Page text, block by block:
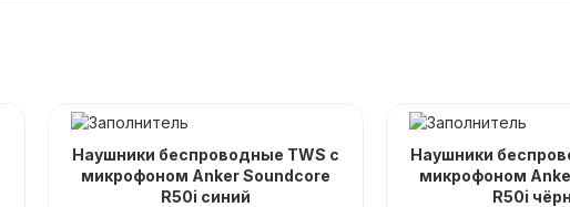
Наушники беспроводные TWS с
микрофоном Anker Soundcore
R50i синий
Наушники
микрофоном
R50i